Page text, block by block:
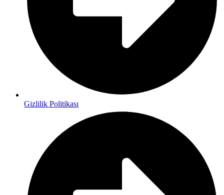
Gizlilik Politikası